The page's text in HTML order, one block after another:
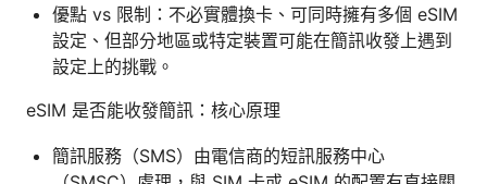
優點 vs 限制：不必實體換卡、可同時擁有多個 eSIM
設定、但部分地區或特定裝置可能在簡訊收發上遇到
設定上的挑戰。
eSIM 是否能收發簡訊：核心原理
簡訊服務（SMS）由電信商的短訊服務中心